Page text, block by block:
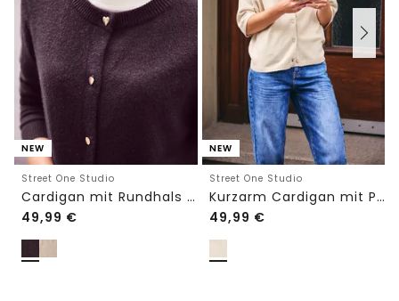
NEW
Street One Studio
Cardigan mit Rundhals und Knöpfen
49,99 €
NEW
Street One Studio
Kurzarm Cardigan mit Polokragen
49,99 €